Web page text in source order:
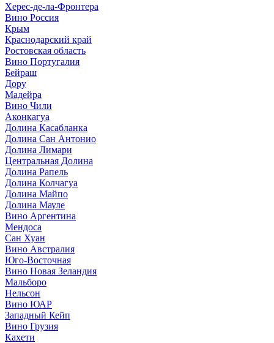
Херес-де-ла-Фронтера
Вино Россия
Крым
Краснодарский край
Ростовская область
Вино Португалия
Бейраш
Дору
Мадейра
Вино Чили
Аконкагуа
Долина Касабланка
Долина Сан Антонио
Долина Лимари
Центральная Долина
Долина Рапель
Долина Колчагуа
Долина Майпо
Долина Мауле
Вино Аргентина
Мендоса
Сан Хуан
Вино Австралия
Юго-Восточная
Вино Новая Зеландия
Мальборо
Нельсон
Вино ЮАР
Западный Кейп
Вино Грузия
Кахети